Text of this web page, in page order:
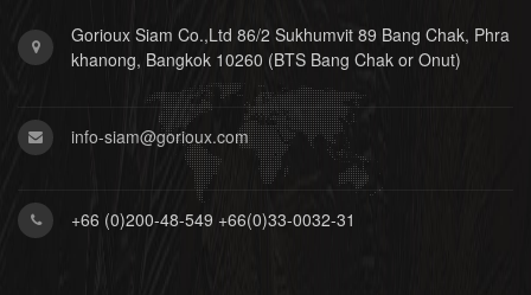
Gorioux Siam Co.,Ltd 86/2 Sukhumvit 89 Bang Chak, Phra
khanong, Bangkok 10260 (BTS Bang Chak or Onut)
info-siam@gorioux.com
+66 (0)200-48-549 +66(0)33-0032-31